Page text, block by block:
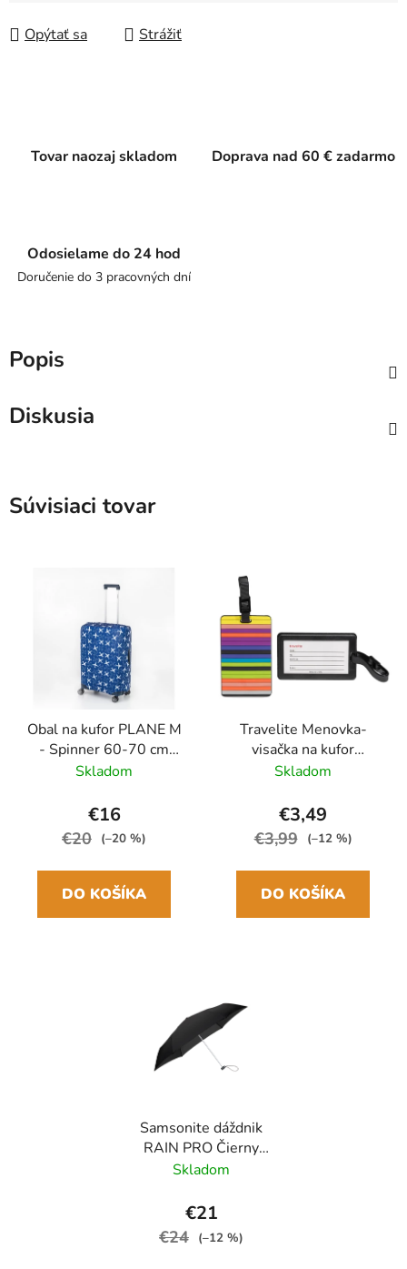
Opýtať sa
Strážiť
Tovar naozaj skladom Doprava nad 60 € zadarmo
Odosielame do 24 hod
Doručenie do 3 pracovných dní
Popis
Diskusia
Súvisiaci tovar
Obal na kufor PLANE M
- Spinner 60-70 cm
Modrá
Skladom
€16
€20 (–20 %)
DO KOŠÍKA
Travelite Menovka-
visačka na kufor
Multicolor Stripes
Skladom
€3,49
€3,99 (–12 %)
DO KOŠÍKA
Samsonite dáždnik
RAIN PRO Čierny
skladací manuálny
Skladom
€21
€24 (–12 %)